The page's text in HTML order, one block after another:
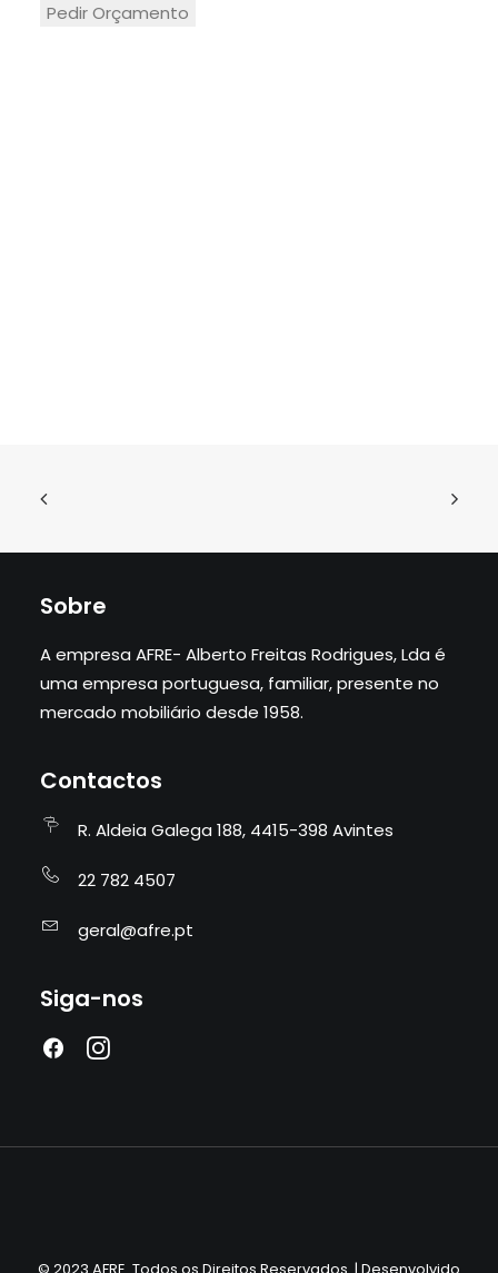
Pedir Orçamento
Sobre
A empresa AFRE- Alberto Freitas Rodrigues, Lda é
uma empresa portuguesa, familiar, presente no
mercado mobiliário desde 1958.
Contactos
R. Aldeia Galega 188, 4415-398 Avintes
22 782 4507
geral@afre.pt
Siga-nos